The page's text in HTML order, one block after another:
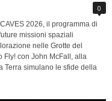
0
2026, il programma di
missioni spaziali
nelle Grotte del
Fly! con John McFall, alla
Terra simulano le sfide della